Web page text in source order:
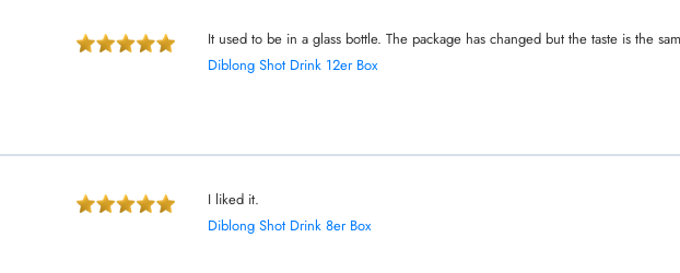
It used to be in a glass bottle. The package has changed but the taste is the
Diblong Shot Drink 12er Box
I liked it.
Diblong Shot Drink 8er Box